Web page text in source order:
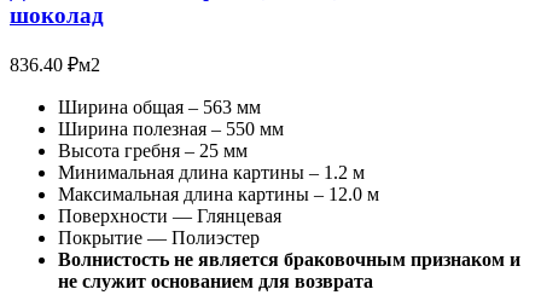
шоколад
836.40 ₽м2
Ширина общая – 563 мм
Ширина полезная – 550 мм
Высота гребня – 25 мм
Минимальная длина картины – 1.2 м
Максимальная длина картины – 12.0 м
Поверхности — Глянцевая
Покрытие — Полиэстер
Волнистость не является браковочным признаком и
не служит основанием для возврата